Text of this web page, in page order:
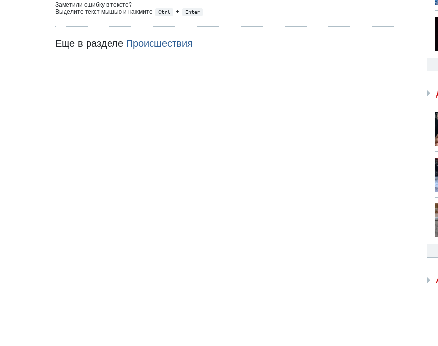
Заметили ошибку в тексте?
Выделите текст мышью и нажмите
Ctrl + Enter
Еще в разделе Происшествия